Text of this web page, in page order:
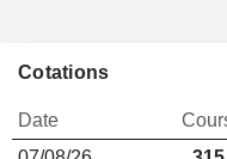
Cotations
Date